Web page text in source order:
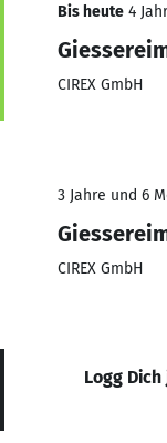
Bis heute 4
CIREX GmbH
3 Jahre und 6
CIREX GmbH
Logg